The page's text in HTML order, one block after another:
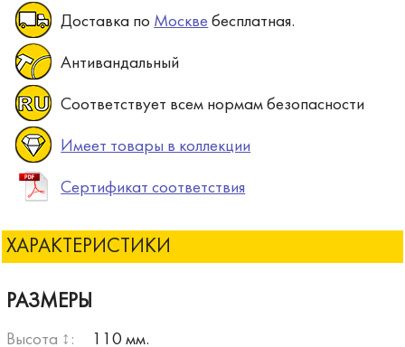
Доставка по Москве бесплатная.
Антивандальный
Соответствует всем нормам безопасности
Имеет товары в коллекции
Сертификат соответствия
ХАРАКТЕРИСТИКИ
РАЗМЕРЫ
Высота ↕: 110 мм.